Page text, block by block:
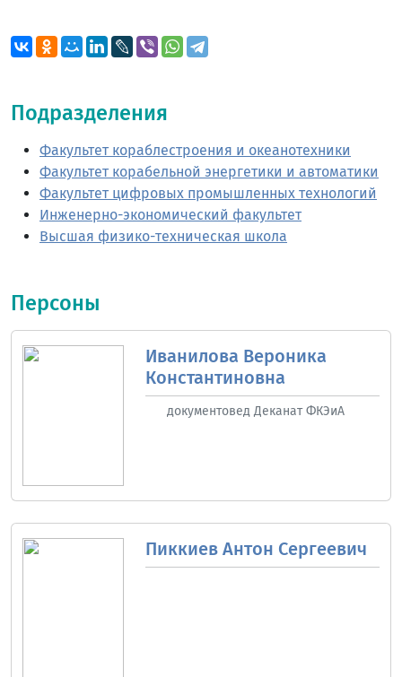
Подразделения
Факультет кораблестроения и океанотехники
Факультет корабельной энергетики и автоматики
Факультет цифровых промышленных технологий
Инженерно-экономический факультет
Высшая физико-техническая школа
Персоны
Иванилова Вероника
Константиновна
документовед Деканат ФКЭиА
Пиккиев Антон Сергеевич